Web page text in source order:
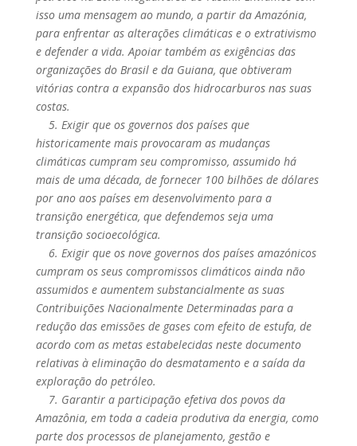
isso uma mensagem ao mundo, a partir da Amazónia,
para enfrentar as alterações climáticas e o extrativismo
e defender a vida. Apoiar também as exigências das
organizações do Brasil e da Guiana, que obtiveram
vitórias contra a expansão dos hidrocarburos nas suas
costas.
5. Exigir que os governos dos países que
historicamente mais provocaram as mudanças
climáticas cumpram seu compromisso, assumido há
mais de uma década, de fornecer 100 bilhões de dólares
por ano aos países em desenvolvimento para a
transição energética, que defendemos seja uma
transição socioecológica.
6. Exigir que os nove governos dos países amazónicos
cumpram os seus compromissos climáticos ainda não
assumidos e aumentem substancialmente as suas
Contribuições Nacionalmente Determinadas para a
redução das emissões de gases com efeito de estufa, de
acordo com as metas estabelecidas neste documento
relativas à eliminação do desmatamento e a saída da
exploração do petróleo.
7. Garantir a participação efetiva dos povos da
Amazônia, em toda a cadeia produtiva da energia, como
parte dos processos de planejamento, gestão e